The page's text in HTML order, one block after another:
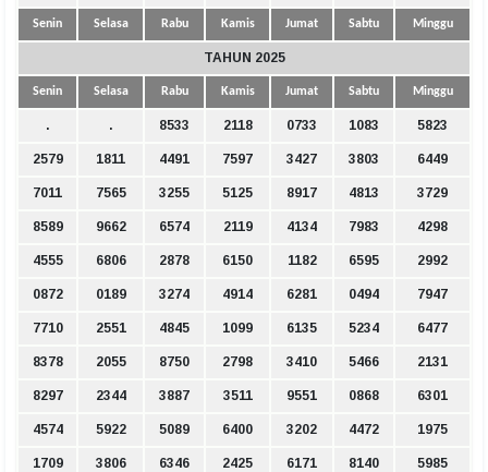
Senin Selasa Rabu Kamis Jumat Sabtu Minggu
TAHUN 2025
Senin Selasa Rabu Kamis Jumat Sabtu Minggu
. . 8533 2118 0733 1083 5823
2579 1811 4491 7597 3427 3803 6449
7011 7565 3255 5125 8917 4813 3729
8589 9662 6574 2119 4134 7983 4298
4555 6806 2878 6150 1182 6595 2992
0872 0189 3274 4914 6281 0494 7947
7710 2551 4845 1099 6135 5234 6477
8378 2055 8750 2798 3410 5466 2131
8297 2344 3887 3511 9551 0868 6301
4574 5922 5089 6400 3202 4472 1975
1709 3806 6346 2425 6171 8140 5985